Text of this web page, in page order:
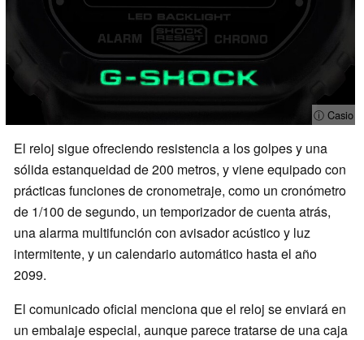
ⓘ Casio
El reloj sigue ofreciendo resistencia a los golpes y una
sólida estanqueidad de 200 metros, y viene equipado con
prácticas funciones de cronometraje, como un cronómetro
de 1/100 de segundo, un temporizador de cuenta atrás,
una alarma multifunción con avisador acústico y luz
intermitente, y un calendario automático hasta el año
2099.
El comunicado oficial menciona que el reloj se enviará en
un embalaje especial, aunque parece tratarse de una caja